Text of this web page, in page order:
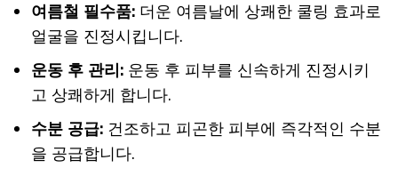
여름철 필수품: 더운 여름날에 상쾌한 쿨링 효과로
얼굴을 진정시킵니다.
운동 후 관리: 운동 후 피부를 신속하게 진정시키
고 상쾌하게 합니다.
수분 공급: 건조하고 피곤한 피부에 즉각적인 수분
을 공급합니다.